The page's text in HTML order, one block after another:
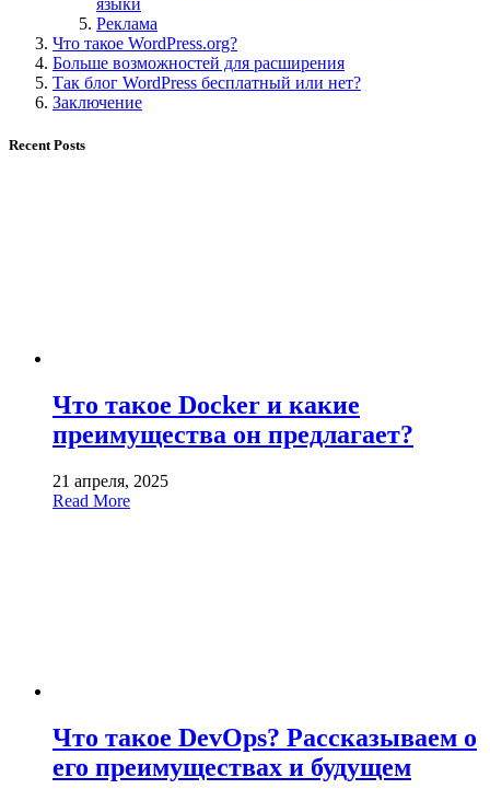
языки
Реклама
Что такое WordPress.org?
Больше возможностей для расширения
Так блог WordPress бесплатный или нет?
Заключение
Recent Posts
Что такое Docker и какие
преимущества он предлагает?
21 апреля, 2025
Read More
Что такое DevOps? Рассказываем о
его преимуществах и будущем